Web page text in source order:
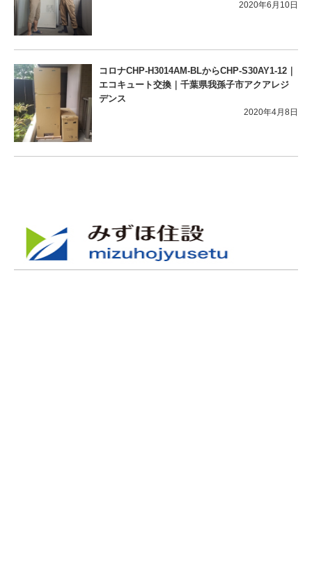
2020年6月10日
コロナCHP-H3014AM-BLからCHP-S30AY1-12｜
エコキュート交換｜千葉県我孫子市アクアレジ
デンス
2020年4月8日